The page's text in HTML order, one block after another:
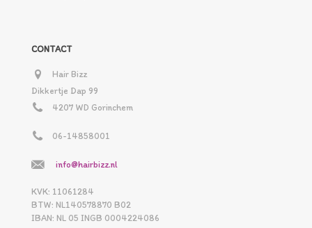
CONTACT
Hair Bizz
Dikkertje Dap 99
4207 WD Gorinchem
06-14858001
info@hairbizz.nl
KVK: 11061284
BTW: NL140578870 B02
IBAN: NL 05 INGB 0004224086